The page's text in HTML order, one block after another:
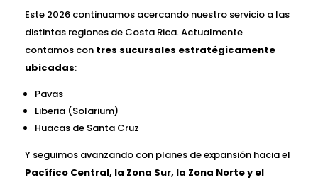
Este 2026 continuamos acercando nuestro servicio a las
distintas regiones de Costa Rica. Actualmente
contamos con tres sucursales estratégicamente
ubicadas:
Pavas
Liberia (Solarium)
Huacas de Santa Cruz
Y seguimos avanzando con planes de expansión hacia el
Pacífico Central, la Zona Sur, la Zona Norte y el